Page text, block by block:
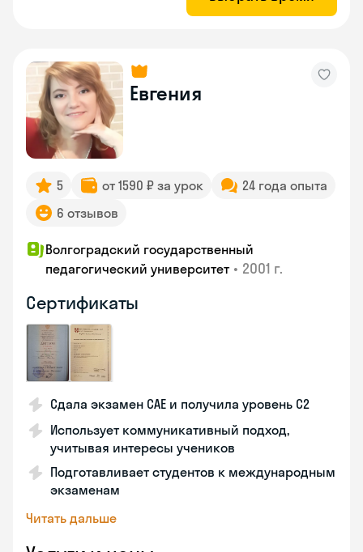
Евгения
5 от 1590 ₽ за урок
24 года опыта
6 отзывов
Волгоградский государственный
педагогический университет • 2001 г.
Сертификаты
Сдала экзамен CAE и получила уровень С2
Использует коммуникативный подход,
учитывая интересы учеников
Подготавливает студентов к международным
экзаменам
Читать дальше